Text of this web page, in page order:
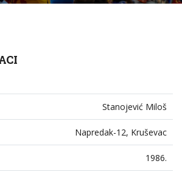
Stanojević Miloš
Napredak-12, Kruševac
1986.